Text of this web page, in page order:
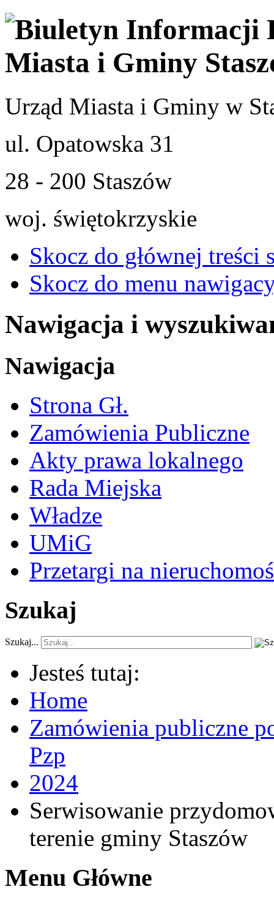
Urząd Miasta i Gminy w
ul. Opatowska 31
28 - 200 Staszów
woj. świętokrzyskie
Skocz do głównej treści
Skocz do menu
Nawigacja i
Nawigacja
Strona Gł.
Zamówienia Publiczne
Akty prawa lokalnego
Rada Miejska
Władze
UMiG
Przetargi na
Szukaj
Szukaj...
Jesteś tutaj:
Home
Zamówienia publiczne
Pzp
2024
Serwisowanie
terenie gminy Staszów
Menu Główne